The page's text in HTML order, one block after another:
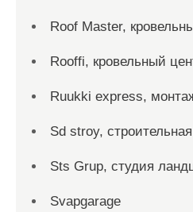
Roof Master,
Rooffi, кровельный
Ruukki express,
Sd stroy,
Sts Grup, студия
Svapgarage